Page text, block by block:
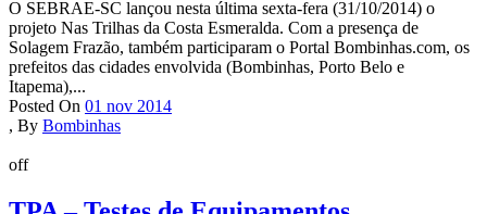
O SEBRAE-SC lançou nesta última sexta-fera (31/10/2014) o
projeto Nas Trilhas da Costa Esmeralda. Com a presença de
Solagem Frazão, também participaram o Portal Bombinhas.com, os
prefeitos das cidades envolvida (Bombinhas, Porto Belo e
Itapema),...
Posted On 01 nov 2014
, By Bombinhas
off